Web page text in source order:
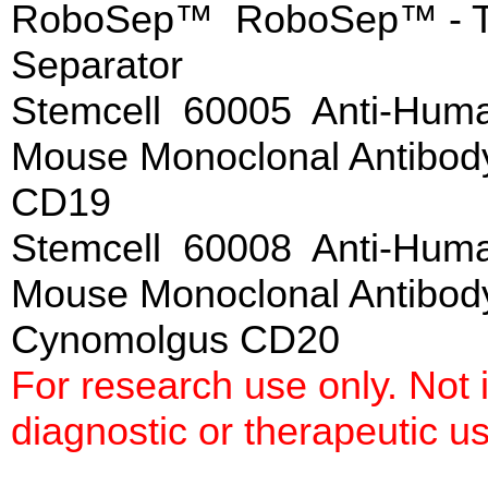
RoboSep™ RoboSep™ -
Separator
Stemcell 60005 Anti-
Mouse Monoclonal
CD19
Stemcell 60008 Anti-
Mouse Monoclonal
Cynomolgus CD20
For research use only.
diagnostic or therapeutic